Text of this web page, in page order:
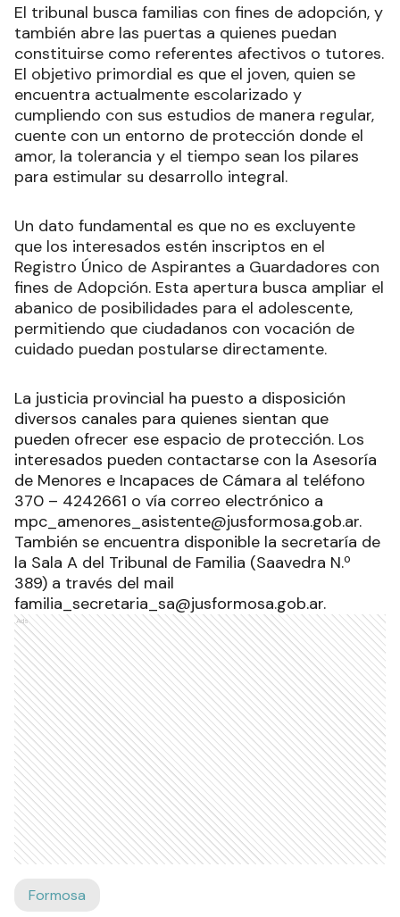
El tribunal busca familias con fines de adopción, y
también abre las puertas a quienes puedan
constituirse como referentes afectivos o tutores.
El objetivo primordial es que el joven, quien se
encuentra actualmente escolarizado y
cumpliendo con sus estudios de manera regular,
cuente con un entorno de protección donde el
amor, la tolerancia y el tiempo sean los pilares
para estimular su desarrollo integral.
Un dato fundamental es que no es excluyente
que los interesados estén inscriptos en el
Registro Único de Aspirantes a Guardadores con
fines de Adopción. Esta apertura busca ampliar el
abanico de posibilidades para el adolescente,
permitiendo que ciudadanos con vocación de
cuidado puedan postularse directamente.
La justicia provincial ha puesto a disposición
diversos canales para quienes sientan que
pueden ofrecer ese espacio de protección. Los
interesados pueden contactarse con la Asesoría
de Menores e Incapaces de Cámara al teléfono
370 – 4242661 o vía correo electrónico a
mpc_amenores_asistente@jusformosa.gob.ar.
También se encuentra disponible la secretaría de
la Sala A del Tribunal de Familia (Saavedra N.º
389) a través del mail
familia_secretaria_sa@jusformosa.gob.ar.
Ads
Formosa